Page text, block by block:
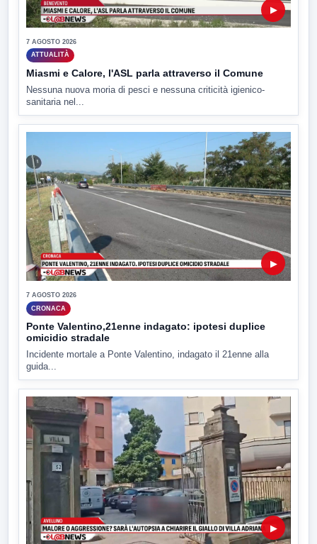
▶
7 AGOSTO 2026
ATTUALITÀ
Miasmi e Calore, l'ASL parla attraverso il Comune
Nessuna nuova moria di pesci e nessuna criticità igienico-
sanitaria nel...
▶
7 AGOSTO 2026
CRONACA
Ponte Valentino,21enne indagato: ipotesi duplice
omicidio stradale
Incidente mortale a Ponte Valentino, indagato il 21enne alla
guida...
▶